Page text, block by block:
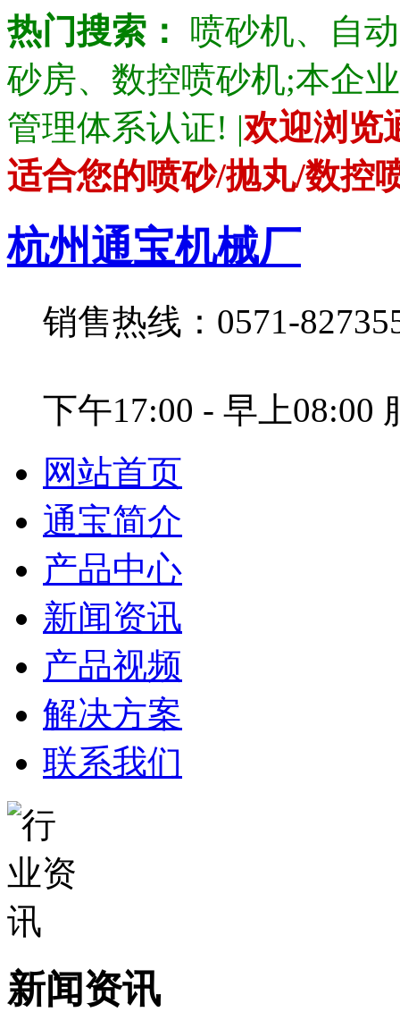
热门搜索：
喷砂机、自
砂房、数控喷砂机;本企
管理体系认证! |欢迎浏览
适合您的喷砂/抛丸/数控
杭州通宝机械厂
销售热线：0571-
下午17:00 - 早上08:00
网站首页
通宝简介
产品中心
新闻资讯
产品视频
解决方案
联系我们
新闻资讯